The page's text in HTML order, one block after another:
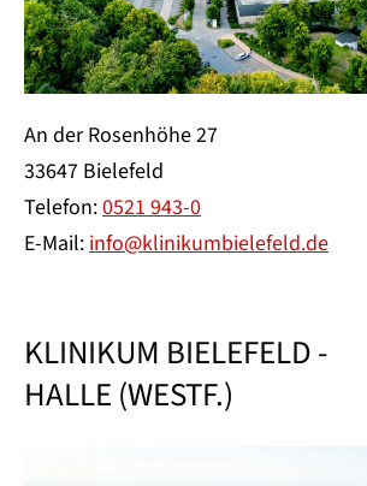
An der Rosenhöhe 27
33647 Bielefeld
Telefon:0521 943-0
E-Mail:info@klinikumbielefeld.de
KLINIKUM BIELEFELD -
HALLE (WESTF.)